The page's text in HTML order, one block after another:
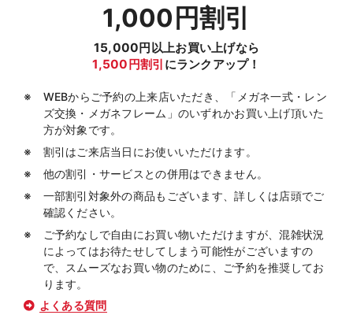
1,000円割引
15,000円以上お買い上げなら
1,500円割引 にランクアップ！
WEBからご予約の上来店いただき、「メガネ一式・レン
ズ交換・メガネフレーム」のいずれかお買い上げ頂いた
方が対象です。
割引はご来店当日にお使いいただけます。
他の割引・サービスとの併用はできません。
一部割引対象外の商品もございます、詳しくは店頭でご
確認ください。
ご予約なしで自由にお買い物いただけますが、混雑状況
によってはお待たせしてしまう可能性がございますの
で、スムーズなお買い物のために、ご予約を推奨してお
ります。
よくある質問